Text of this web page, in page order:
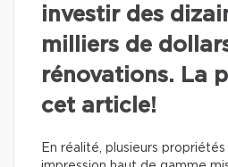
investir des
milliers de
rénovations. La
cet article!
En réalité, plusieurs